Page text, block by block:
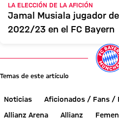
LA ELECCIÓN DE LA AFICIÓN
Jamal Musiala jugador
2022/23 en el FC Bayern
Temas de este artículo
Noticias
Aficionados / Fans /
Allianz Arena
Allianz